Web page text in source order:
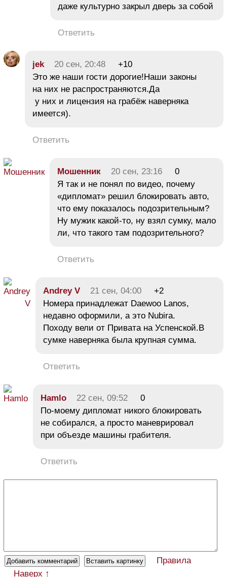
даже культурно закрыл дверь за собой
Ответить
jek 20 сен, 20:48
+10
Это же наши гости дорогие!Наши законы
на них не распространяются.Да
у них и лицензия на грабёж наверняка
имеется).
Ответить
Мошенник 20 сен, 23:16
0
Я так и не понял по видео, почему
«дипломат» решил блокировать авто,
что ему показалось подозрительным?
Ну мужик какой-то, ну взял сумку, мало
ли, что такого там подозрительного?
Ответить
Andrey V 21 сен, 04:00
+2
Номера принадлежат Daewoo Lanos,
недавно оформили, а это Nubira.
Походу вели от Привата на Успенской.В
сумке наверняка была крупная сумма.
Ответить
Hamlo 22 сен, 09:52
0
По-моему дипломат никого блокировать
не собирался, а просто маневрировал
при объезде машины грабителя.
Ответить
Правила
Наверх ↑